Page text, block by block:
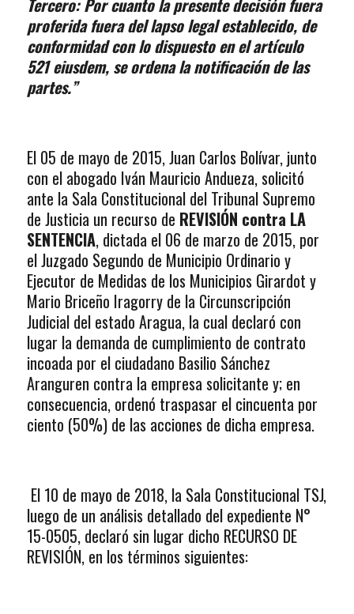
Tercero:Por cuanto la presente decisión fuera
proferida fuera del lapso legal establecido, de
conformidad con lo dispuesto en el artículo
521 eiusdem, se ordena la notificación de las
partes.”
El 05 de mayo de 2015, Juan Carlos Bolívar, junto
con el abogado Iván Mauricio Andueza, solicitó
ante la Sala Constitucional del Tribunal Supremo
de Justicia un recurso de REVISIÓN contra LA
SENTENCIA, dictada el 06 de marzo de 2015, por
el Juzgado Segundo de Municipio Ordinario y
Ejecutor de Medidas de los Municipios Girardot y
Mario Briceño Iragorry de la Circunscripción
Judicial del estado Aragua, la cual declaró con
lugar la demanda de cumplimiento de contrato
incoada por el ciudadano Basilio Sánchez
Aranguren contra la empresa solicitante y; en
consecuencia, ordenó traspasar el cincuenta por
ciento (50%) de las acciones de dicha empresa.
El 10 de mayo de 2018, la Sala Constitucional TSJ,
luego de un análisis detallado del expediente N°
15-0505, declaró sin lugar dicho RECURSO DE
REVISIÓN, en los términos siguientes: